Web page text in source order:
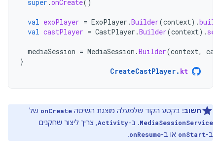
super .onCreate()
val exoPlayer = ExoPlayer .Builder(context).build
val castPlayer = CastPlayer .Builder(context).
mediaSession = MediaSession .Builder(context,
}
CreateCastPlayer. kt
חשוב: בקטע הקוד שלמעלה מוצגת השיטה onCreate של
MediaSessionService. ב-Activity, צריך ליצור שחקנים
ב-onStart או ב-onResume
.